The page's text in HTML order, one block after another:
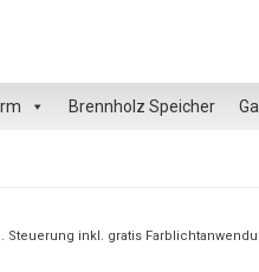
Brennholz Speicher
inkl. gratis